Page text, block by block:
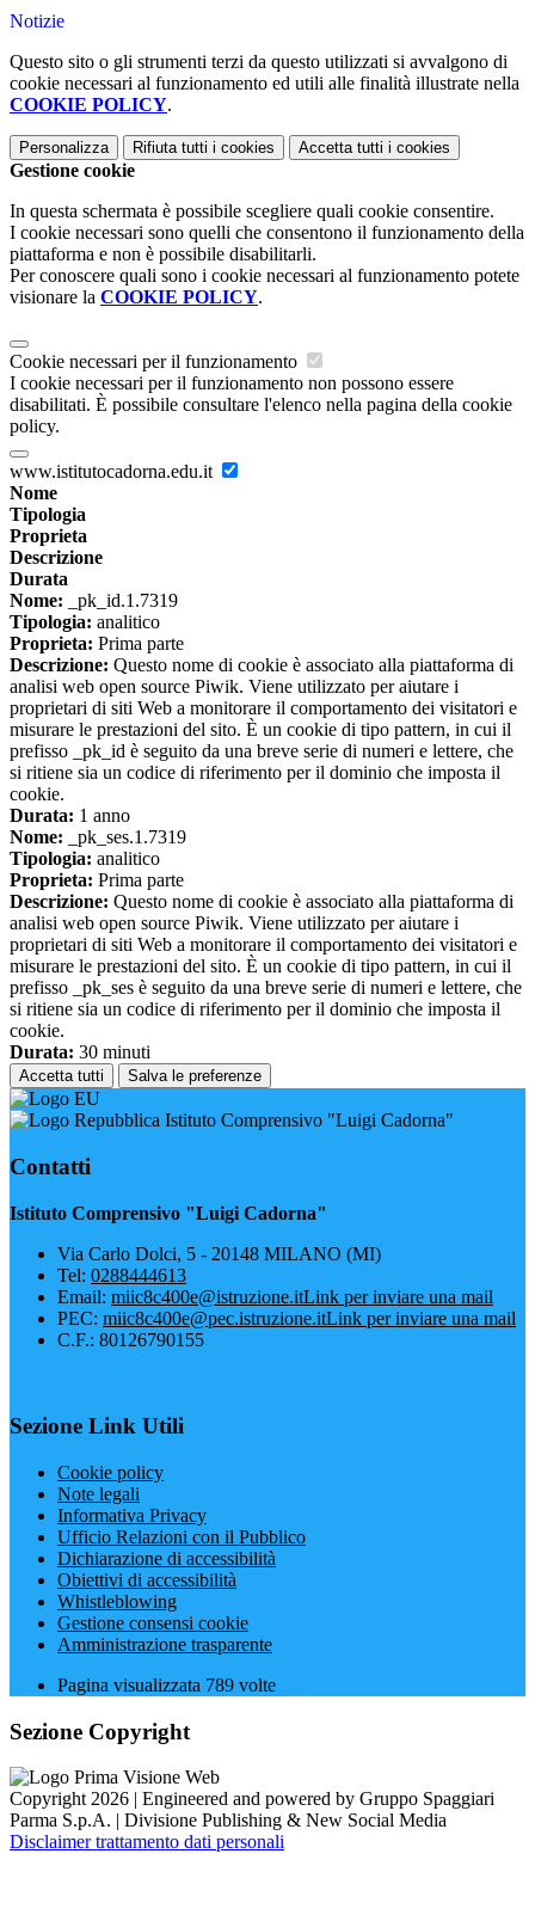
Notizie
Questo sito o gli strumenti terzi da questo utilizzati si avvalgono di
cookie necessari al funzionamento ed utili alle finalità illustrate nella
COOKIE POLICY.
Personalizza Rifiuta tutti i cookies Accetta tutti i cookies
Gestione cookie
In questa schermata è possibile scegliere quali cookie consentire.
I cookie necessari sono quelli che consentono il funzionamento della
piattaforma e non è possibile disabilitarli.
Per conoscere quali sono i cookie necessari al funzionamento potete
visionare la COOKIE POLICY.
Cookie necessari per il funzionamento
I cookie necessari per il funzionamento non possono essere
disabilitati. È possibile consultare l'elenco nella pagina della cookie
policy.
www.istitutocadorna.edu.it
Nome
Tipologia
Proprieta
Descrizione
Durata
Nome: _pk_id.1.7319
Tipologia: analitico
Proprieta: Prima parte
Descrizione: Questo nome di cookie è associato alla piattaforma di
analisi web open source Piwik. Viene utilizzato per aiutare i
proprietari di siti Web a monitorare il comportamento dei visitatori e
misurare le prestazioni del sito. È un cookie di tipo pattern, in cui il
prefisso _pk_id è seguito da una breve serie di numeri e lettere, che
si ritiene sia un codice di riferimento per il dominio che imposta il
cookie.
Durata: 1 anno
Nome: _pk_ses.1.7319
Tipologia: analitico
Proprieta: Prima parte
Descrizione: Questo nome di cookie è associato alla piattaforma di
analisi web open source Piwik. Viene utilizzato per aiutare i
proprietari di siti Web a monitorare il comportamento dei visitatori e
misurare le prestazioni del sito. È un cookie di tipo pattern, in cui il
prefisso _pk_ses è seguito da una breve serie di numeri e lettere, che
si ritiene sia un codice di riferimento per il dominio che imposta il
cookie.
Durata: 30 minuti
Accetta tutti Salva le preferenze
Istituto Comprensivo "Luigi Cadorna"
Contatti
Istituto Comprensivo "Luigi Cadorna"
Via Carlo Dolci, 5 - 20148 MILANO (MI)
Tel: 0288444613
Email: miic8c400e@istruzione.itLink per inviare una mail
PEC: miic8c400e@pec.istruzione.itLink per inviare una mail
C.F.: 80126790155
Sezione Link Utili
Cookie policy
Note legali
Informativa Privacy
Ufficio Relazioni con il Pubblico
Dichiarazione di accessibilità
Obiettivi di accessibilità
Whistleblowing
Gestione consensi cookie
Amministrazione trasparente
Pagina visualizzata 789 volte
Sezione Copyright
Copyright 2026 | Engineered and powered by Gruppo Spaggiari
Parma S.p.A. | Divisione Publishing & New Social Media
Disclaimer trattamento dati personali